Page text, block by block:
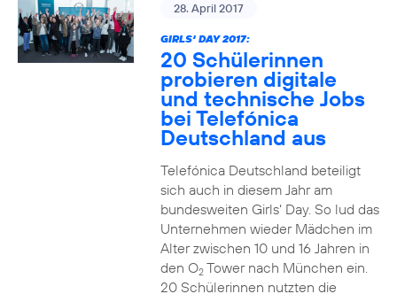
28. April 2017
GIRLS‘ DAY 2017:
20 Schülerinnen
probieren digitale
und technische Jobs
bei Telefónica
Deutschland aus
Telefónica Deutschland beteiligt
sich auch in diesem Jahr am
bundesweiten Girls‘ Day. So lud das
Unternehmen wieder Mädchen im
Alter zwischen 10 und 16 Jahren in
den O2Tower nach München ein.
20 Schülerinnen nutzten die